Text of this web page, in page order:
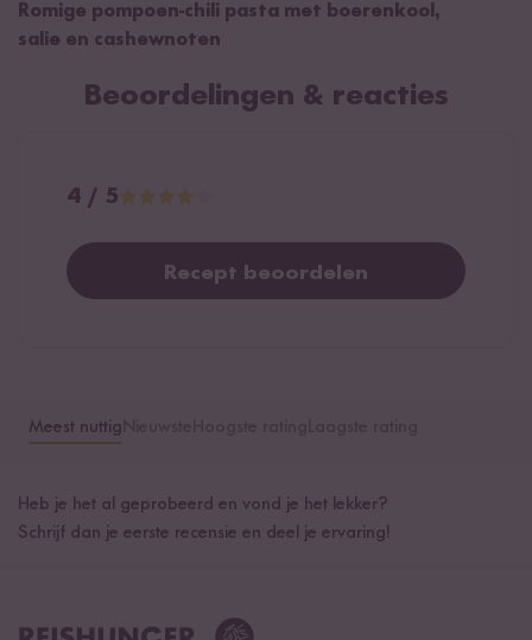
Romige pompoen-chili pasta met boerenkool,
salie en cashewnoten
Beoordelingen & reacties
4 / 5
Recept beoordelen
Meest nuttig
Heb je het al geprobeerd en vond je het lekker?
Schrijf dan je eerste recensie en deel je ervaring!